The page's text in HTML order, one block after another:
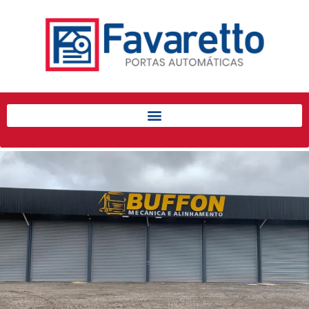
Início
Produtos
Porta de Enrolar Automática
Automatizadores
Acessórios Para Portas de
Enrolar
Pintura eletrostática
Portfólio
Contato